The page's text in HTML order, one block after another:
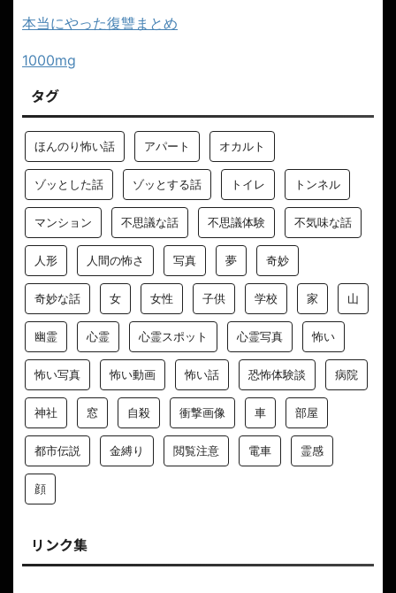
本当にやった復讐まとめ
1000mg
タグ
ほんのり怖い話 アパート オカルト
ゾッとした話 ゾッとする話 トイレ トンネル
マンション 不思議な話 不思議体験 不気味な話
人形 人間の怖さ 写真 夢 奇妙
奇妙な話 女 女性 子供 学校 家 山
幽霊 心霊 心霊スポット 心霊写真 怖い
怖い写真 怖い動画 怖い話 恐怖体験談 病院
神社 窓 自殺 衝撃画像 車 部屋
都市伝説 金縛り 閲覧注意 電車 霊感
顔
リンク集